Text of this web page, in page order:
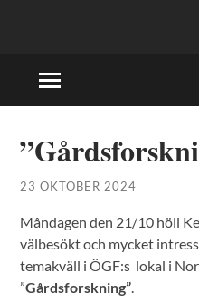
Slå
på/av
23 OKTOBER 2024
Måndagen den 21/10 höll
välbesökt och mycket
temakväll i ÖGF:s lokal i
”Gårdsforskning”.